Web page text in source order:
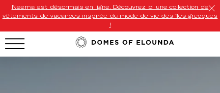
Neema est désormais en ligne. Découvrez ici une collection de
vêtements de vacances inspirée du mode de vie des îles grecques
!
HOTEL MENU